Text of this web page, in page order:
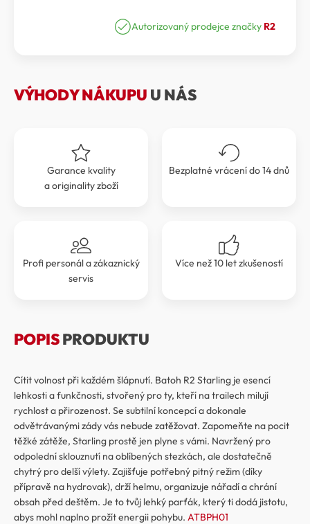
byla:
je:
Autorizovaný prodejce značky R2
VÝHODY NÁKUPU U NÁS
Garance kvality
a originality zboží
Bezplatné vrácení do 14 dnů
Profi personál a zákaznický
servis
Více než 10 let zkušeností
POPISPRODUKTU
Cítit volnost při každém šlápnutí. Batoh R2 Starling je esencí
lehkosti a funkčnosti, stvořený pro ty, kteří na trailech milují
rychlost a přirozenost. Se subtilní koncepcí a dokonale
odvětrávanými zády vás nebude zatěžovat. Zapomeňte na pocit
těžké zátěže, Starling prostě jen plyne s vámi. Navržený pro
odpolední sklouznutí na oblíbených stezkách, ale dostatečně
chytrý pro delší výlety. Zajišťuje potřebný pitný režim (díky
přípravě na hydrovak), drží helmu, organizuje nářadí a chrání
obsah před deštěm. Je to tvůj lehký parťák, který ti dodá jistotu,
abys mohl naplno prožít energii pohybu. ATBPH01